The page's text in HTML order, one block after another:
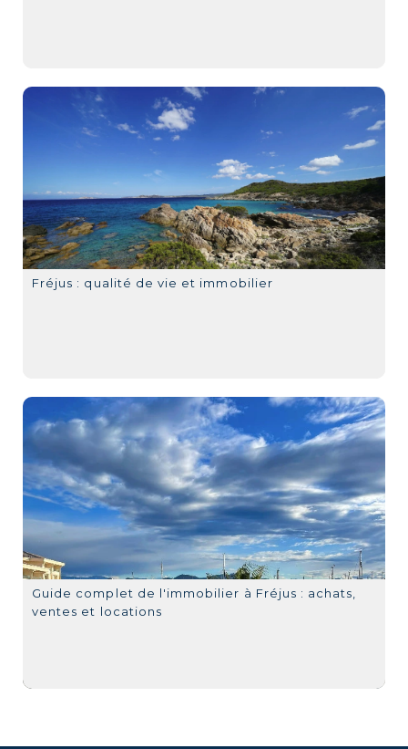
Fréjus : qualité de vie et immobilier
Guide complet de l'immobilier à Fréjus : achats,
ventes et locations